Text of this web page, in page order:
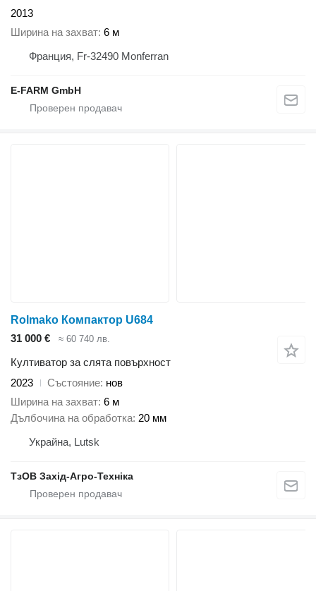
2013
Ширина на захват 6 м
Франция, Fr-32490 Monferran
E-FARM GmbH
Rolmako Компактор U684
31 000 €
≈ 60 740 лв.
Култиватор за слята повърхност
2023
Състояние нов
Ширина на захват 6 м
Дълбочина на обработка 20 мм
Украйна, Lutsk
ТзОВ Захід-Агро-Техніка